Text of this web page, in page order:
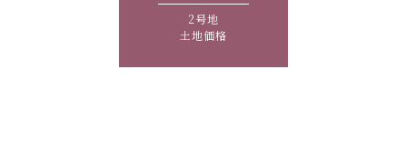
2号地
土地価格